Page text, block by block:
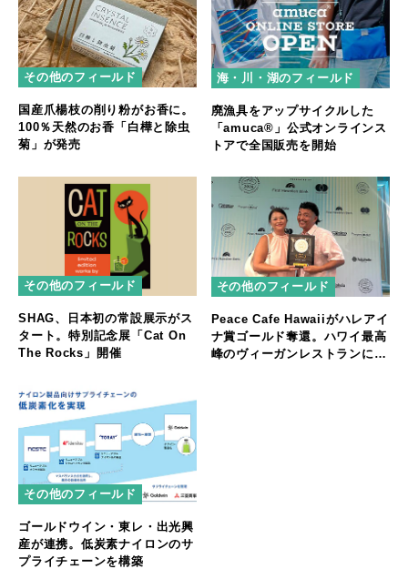
その他のフィールド
国産爪楊枝の削り粉がお香に。
100％天然のお香「白樺と除虫
菊」が発売
海・川・湖のフィールド
廃漁具をアップサイクルした
「amuca®」公式オンラインス
トアで全国販売を開始
その他のフィールド
SHAG、日本初の常設展示がス
タート。特別記念展「Cat On
The Rocks」開催
その他のフィールド
Peace Cafe Hawaiiがハレアイ
ナ賞ゴールド奪還。ハワイ最高
峰のヴィーガンレストランに返
その他のフィールド
ゴールドウイン・東レ・出光興
産が連携。低炭素ナイロンのサ
プライチェーンを構築